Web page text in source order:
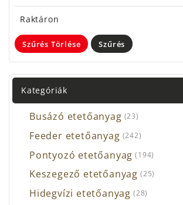
Raktáron
Szűrés Törlése Szűrés
Kategóriák
Busázó etetőanyag (23)
Feeder etetőanyag (242)
Pontyozó etetőanyag (194)
Keszegező etetőanyag (25)
Hidegvízi etetőanyag (28)